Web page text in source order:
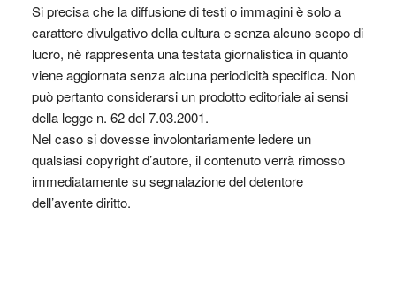
Si precisa che la diffusione di testi o immagini è solo a
carattere divulgativo della cultura e senza alcuno scopo di
lucro, nè rappresenta una testata giornalistica in quanto
viene aggiornata senza alcuna periodicità specifica. Non
può pertanto considerarsi un prodotto editoriale ai sensi
della legge n. 62 del 7.03.2001.
Nel caso si dovesse involontariamente ledere un
qualsiasi copyright d’autore, il contenuto verrà rimosso
immediatamente su segnalazione del detentore
dell’avente diritto.